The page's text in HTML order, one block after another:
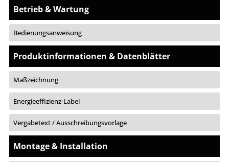
Betrieb & Wartung
Bedienungsanweisung
Produktinformationen & Datenblätter
Maßzeichnung
Energieeffizienz-Label
Vergabetext / Ausschreibungsvorlage
Montage & Installation